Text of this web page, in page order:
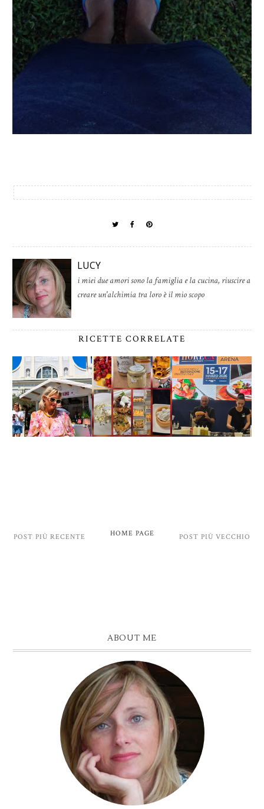
LUCY
i miei due amori sono la famiglia e la cucina, riuscire a
creare un'alchimia tra loro è il mio scopo
RICETTE CORRELATE
POST PIÙ RECENTE POST PIÙ VECCHIO
HOME PAGE
ABOUT ME